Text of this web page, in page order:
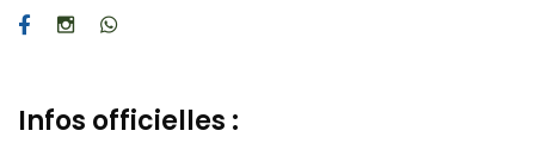
Infos officielles :